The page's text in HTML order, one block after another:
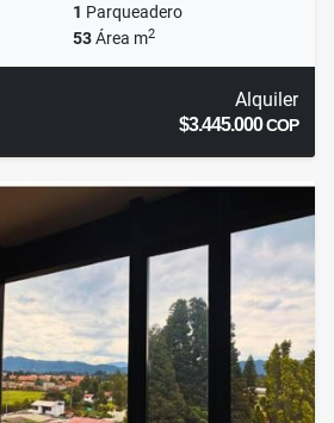
1 Parqueadero
53Área m2
Alquiler
$3.445.000COP